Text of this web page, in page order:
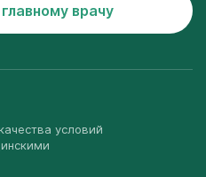
врачу
условий